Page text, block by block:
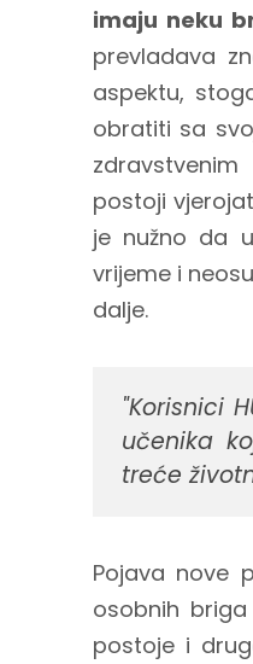
imaju neku
prevladava
aspektu,
obratiti sa
postoji
je nužno da
vrijeme i
dalje.
"Korisnici
učenika
treće
Pojava nove
osobnih
postoje i